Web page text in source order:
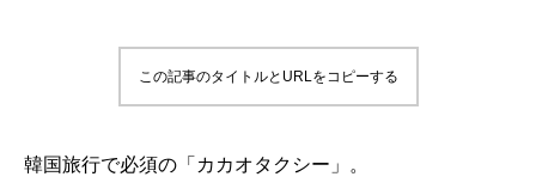
この記事のタイトルとURLをコピーする
韓国旅行で必須の「カカオタクシー」。